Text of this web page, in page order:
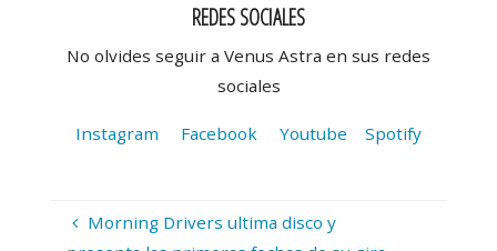
REDES SOCIALES
No olvides seguir a Venus Astra en sus redes
sociales
Instagram Facebook Youtube Spotify
Morning Drivers ultima disco y